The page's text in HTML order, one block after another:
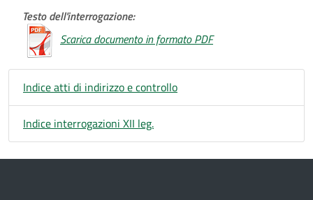
Testo dell'interrogazione:
Scarica documento in formato PDF
Indice atti di indirizzo e controllo
Indice interrogazioni XII leg.